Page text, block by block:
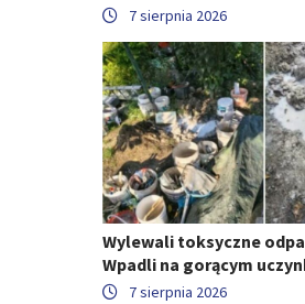
7 sierpnia 2026
Wylewali toksyczne
Wpadli na gorącym
7 sierpnia 2026